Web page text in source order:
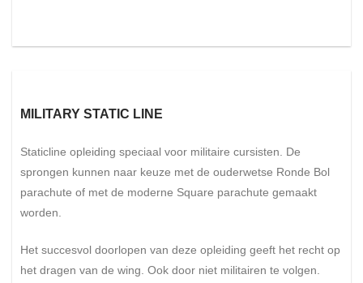
MILITARY STATIC LINE
Staticline opleiding speciaal voor militaire cursisten. De
sprongen kunnen naar keuze met de ouderwetse Ronde Bol
parachute of met de moderne Square parachute gemaakt
worden.
Het succesvol doorlopen van deze opleiding geeft het recht op
het dragen van de wing. Ook door niet militairen te volgen.